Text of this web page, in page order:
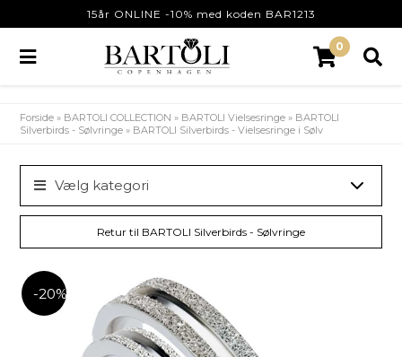
15år ONLINE -10% med koden BAR1213
0
Forside » BARTOLI COLLECTION » BARTOLI Vielsesringe » BARTOLI
Silverbirds - Sølvringe » BARTOLI Silverbirds - Vielsesringe i Sølv
Vælg kategori
Retur til BARTOLI Silverbirds - Sølvringe
-20%